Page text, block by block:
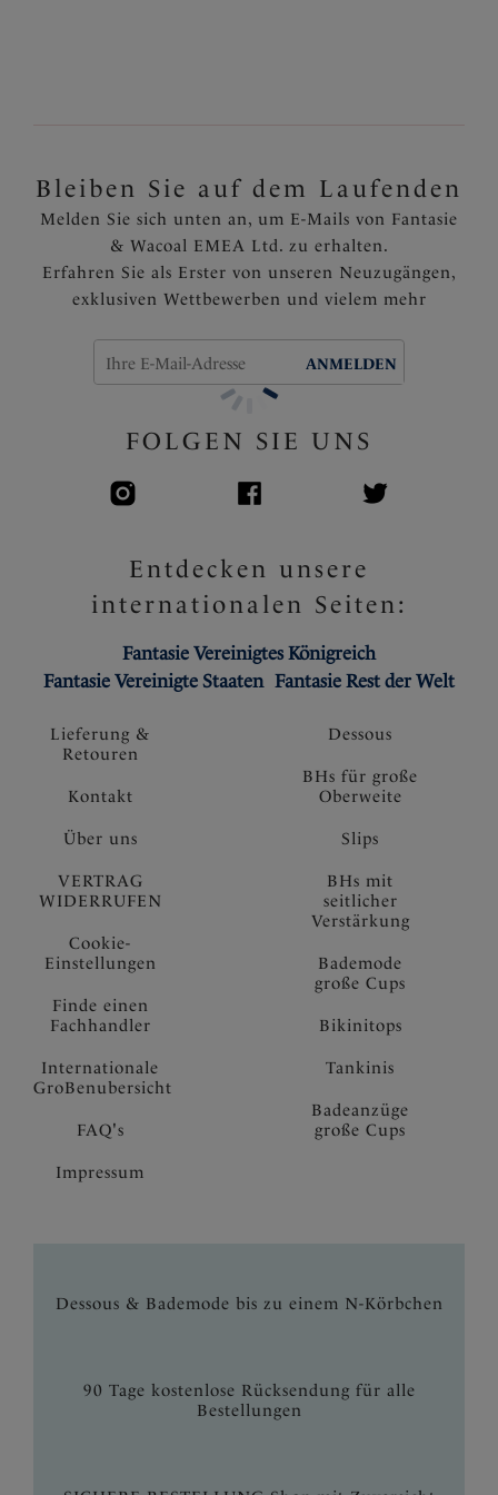
Lieferung &
Retouren
Kontakt
Über uns
VERTRAG
WIDERRUFEN
Cookie-
Einstellungen
Finde einen
Fachhandler
Internationale
GroBenubersicht
FAQ's
Impressum
Bleiben Sie auf dem Laufenden
Melden Sie sich unten an, um E-Mails von Fantasie
& Wacoal EMEA Ltd. zu erhalten.
Erfahren Sie als Erster von unseren Neuzugängen,
exklusiven Wettbewerben und vielem mehr
ANMELDEN
FOLGEN SIE UNS
Entdecken unsere
internationalen Seiten:
Fantasie Vereinigtes Königreich
Fantasie Vereinigte Staaten Fantasie Rest der Welt
Dessous
BHs für große
Oberweite
Slips
BHs mit
seitlicher
Verstärkung
Bademode
große Cups
Bikinitops
Tankinis
Badeanzüge
große Cups
Dessous & Bademode bis zu einem N-Körbchen
90 Tage kostenlose Rücksendung für alle
Bestellungen